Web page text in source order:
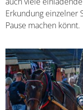
Erkundung einzelner
Pause machen könnt.